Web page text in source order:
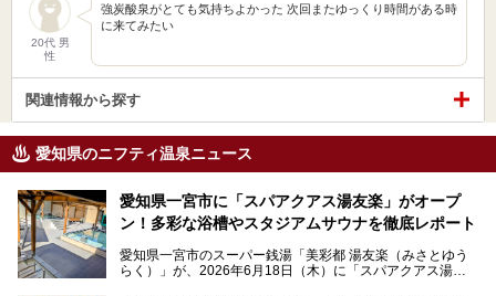
20代 男
性
強炭酸泉がとても気持ちよかった 次回またゆっくり時間がある時
に来てみたい
関連情報から探す
愛知県のニフティ温泉ニュース
愛知県一宮市に「スパアクアス湯友楽」がオープ
ン！多彩な浴槽やスタジアムサウナを徹底レポート
愛知県一宮市のスーパー銭湯「美彩都 湯友楽（みさとゆう
らく）」が、2026年6月18日（木）に「スパアクアス湯友